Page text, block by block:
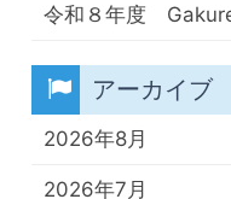
令和８年度
アーカイブ
2026年8月
2026年7月